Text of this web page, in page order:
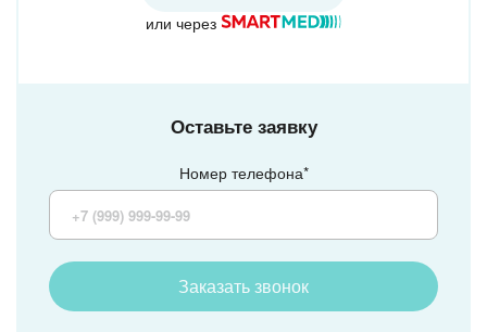
Оставьте заявку
Номер телефона*
Заказать звонок
или через